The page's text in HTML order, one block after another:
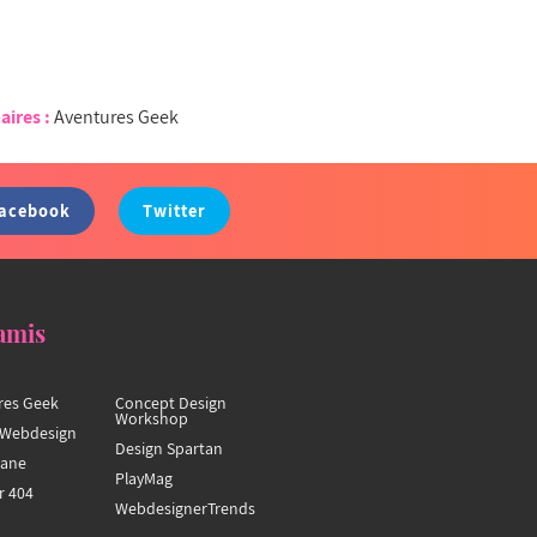
:Aventures Geek
Twitter
Geek
404
Concept Design
Workshop
Design Spartan
PlayMag
WebdesignerTrends